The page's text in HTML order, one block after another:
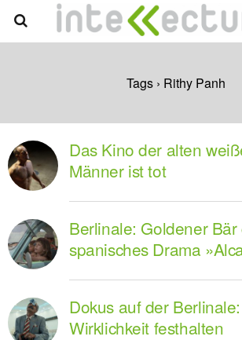
Tags › Rithy Panh
Das Kino der alten
Männer ist tot
Berlinale: Goldener
spanisches Drama
Dokus auf der
Wirklichkeit festhalten